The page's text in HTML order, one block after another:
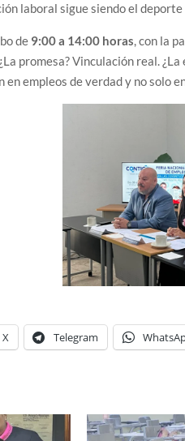
laboral sigue siendo el
de 9:00 a 14:00 horas, con la
promesa? Vinculación real.
empleos de verdad y no solo
X Telegram